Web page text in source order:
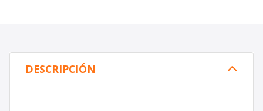
DESCRIPCIÓN